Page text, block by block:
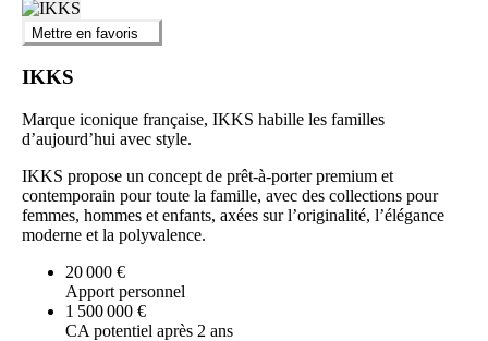
Mettre en favoris
IKKS
Marque iconique française, IKKS habille les familles
d’aujourd’hui avec style.
IKKS propose un concept de prêt-à-porter premium et
contemporain pour toute la famille, avec des collections pour
femmes, hommes et enfants, axées sur l’originalité, l’élégance
moderne et la polyvalence.
20 000 €
Apport personnel
1 500 000 €
CA potentiel après 2 ans